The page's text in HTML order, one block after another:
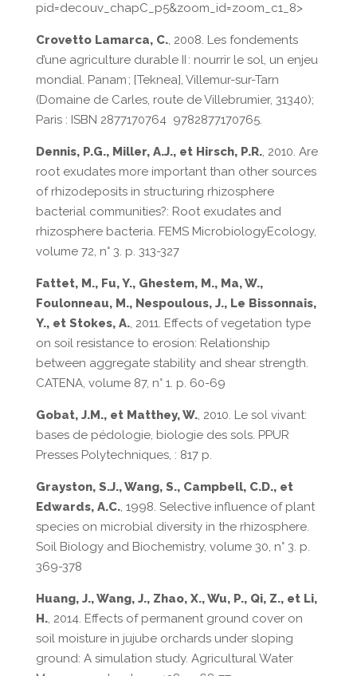
pid=decouv_chapC_p5&zoom_id=zoom_c1_8>
Crovetto Lamarca, C., 2008. Les fondements
d’une agriculture durable II : nourrir le sol, un enjeu
mondial. Panam ; [Teknea], Villemur-sur-Tarn
(Domaine de Carles, route de Villebrumier, 31340);
Paris : ISBN 2877170764 9782877170765.
Dennis, P.G., Miller, A.J., et Hirsch, P.R., 2010. Are
root exudates more important than other sources
of rhizodeposits in structuring rhizosphere
bacterial communities?: Root exudates and
rhizosphere bacteria. FEMS MicrobiologyEcology,
volume 72, n° 3. p. 313-327
Fattet, M., Fu, Y., Ghestem, M., Ma, W.,
Foulonneau, M., Nespoulous, J., Le Bissonnais,
Y., et Stokes, A., 2011. Effects of vegetation type
on soil resistance to erosion: Relationship
between aggregate stability and shear strength.
CATENA, volume 87, n° 1. p. 60-69
Gobat, J.M., et Matthey, W., 2010. Le sol vivant:
bases de pédologie, biologie des sols. PPUR
Presses Polytechniques, : 817 p.
Grayston, S.J., Wang, S., Campbell, C.D., et
Edwards, A.C., 1998. Selective influence of plant
species on microbial diversity in the rhizosphere.
Soil Biology and Biochemistry, volume 30, n° 3. p.
369-378
Huang, J., Wang, J., Zhao, X., Wu, P., Qi, Z., et Li,
H., 2014. Effects of permanent ground cover on
soil moisture in jujube orchards under sloping
ground: A simulation study. Agricultural Water